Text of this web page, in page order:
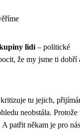
lidí– politické
že my jsme ti dobří
tu jejich,
neobstála. Protože
A patřit někam je pro nás